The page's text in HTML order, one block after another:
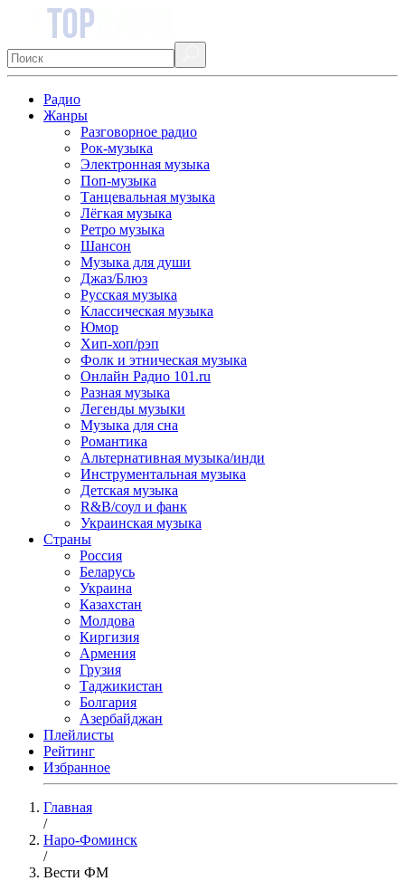
Радио
Жанры
Разговорное радио
Рок-музыка
Электронная музыка
Поп-музыка
Танцевальная музыка
Лёгкая музыка
Ретро музыка
Шансон
Музыка для души
Джаз/Блюз
Русская музыка
Классическая музыка
Юмор
Хип-хоп/рэп
Фолк и этническая музыка
Онлайн Радио 101.ru
Разная музыка
Легенды музыки
Музыка для сна
Романтика
Альтернативная музыка/инди
Инструментальная музыка
Детская музыка
R&B/cоул и фанк
Украинская музыка
Страны
Россия
Беларусь
Украина
Казахстан
Молдова
Киргизия
Армения
Грузия
Таджикистан
Болгария
Азербайджан
Плейлисты
Рейтинг
Избранное
Главная
/
Наро-Фоминск
/
Вести ФМ